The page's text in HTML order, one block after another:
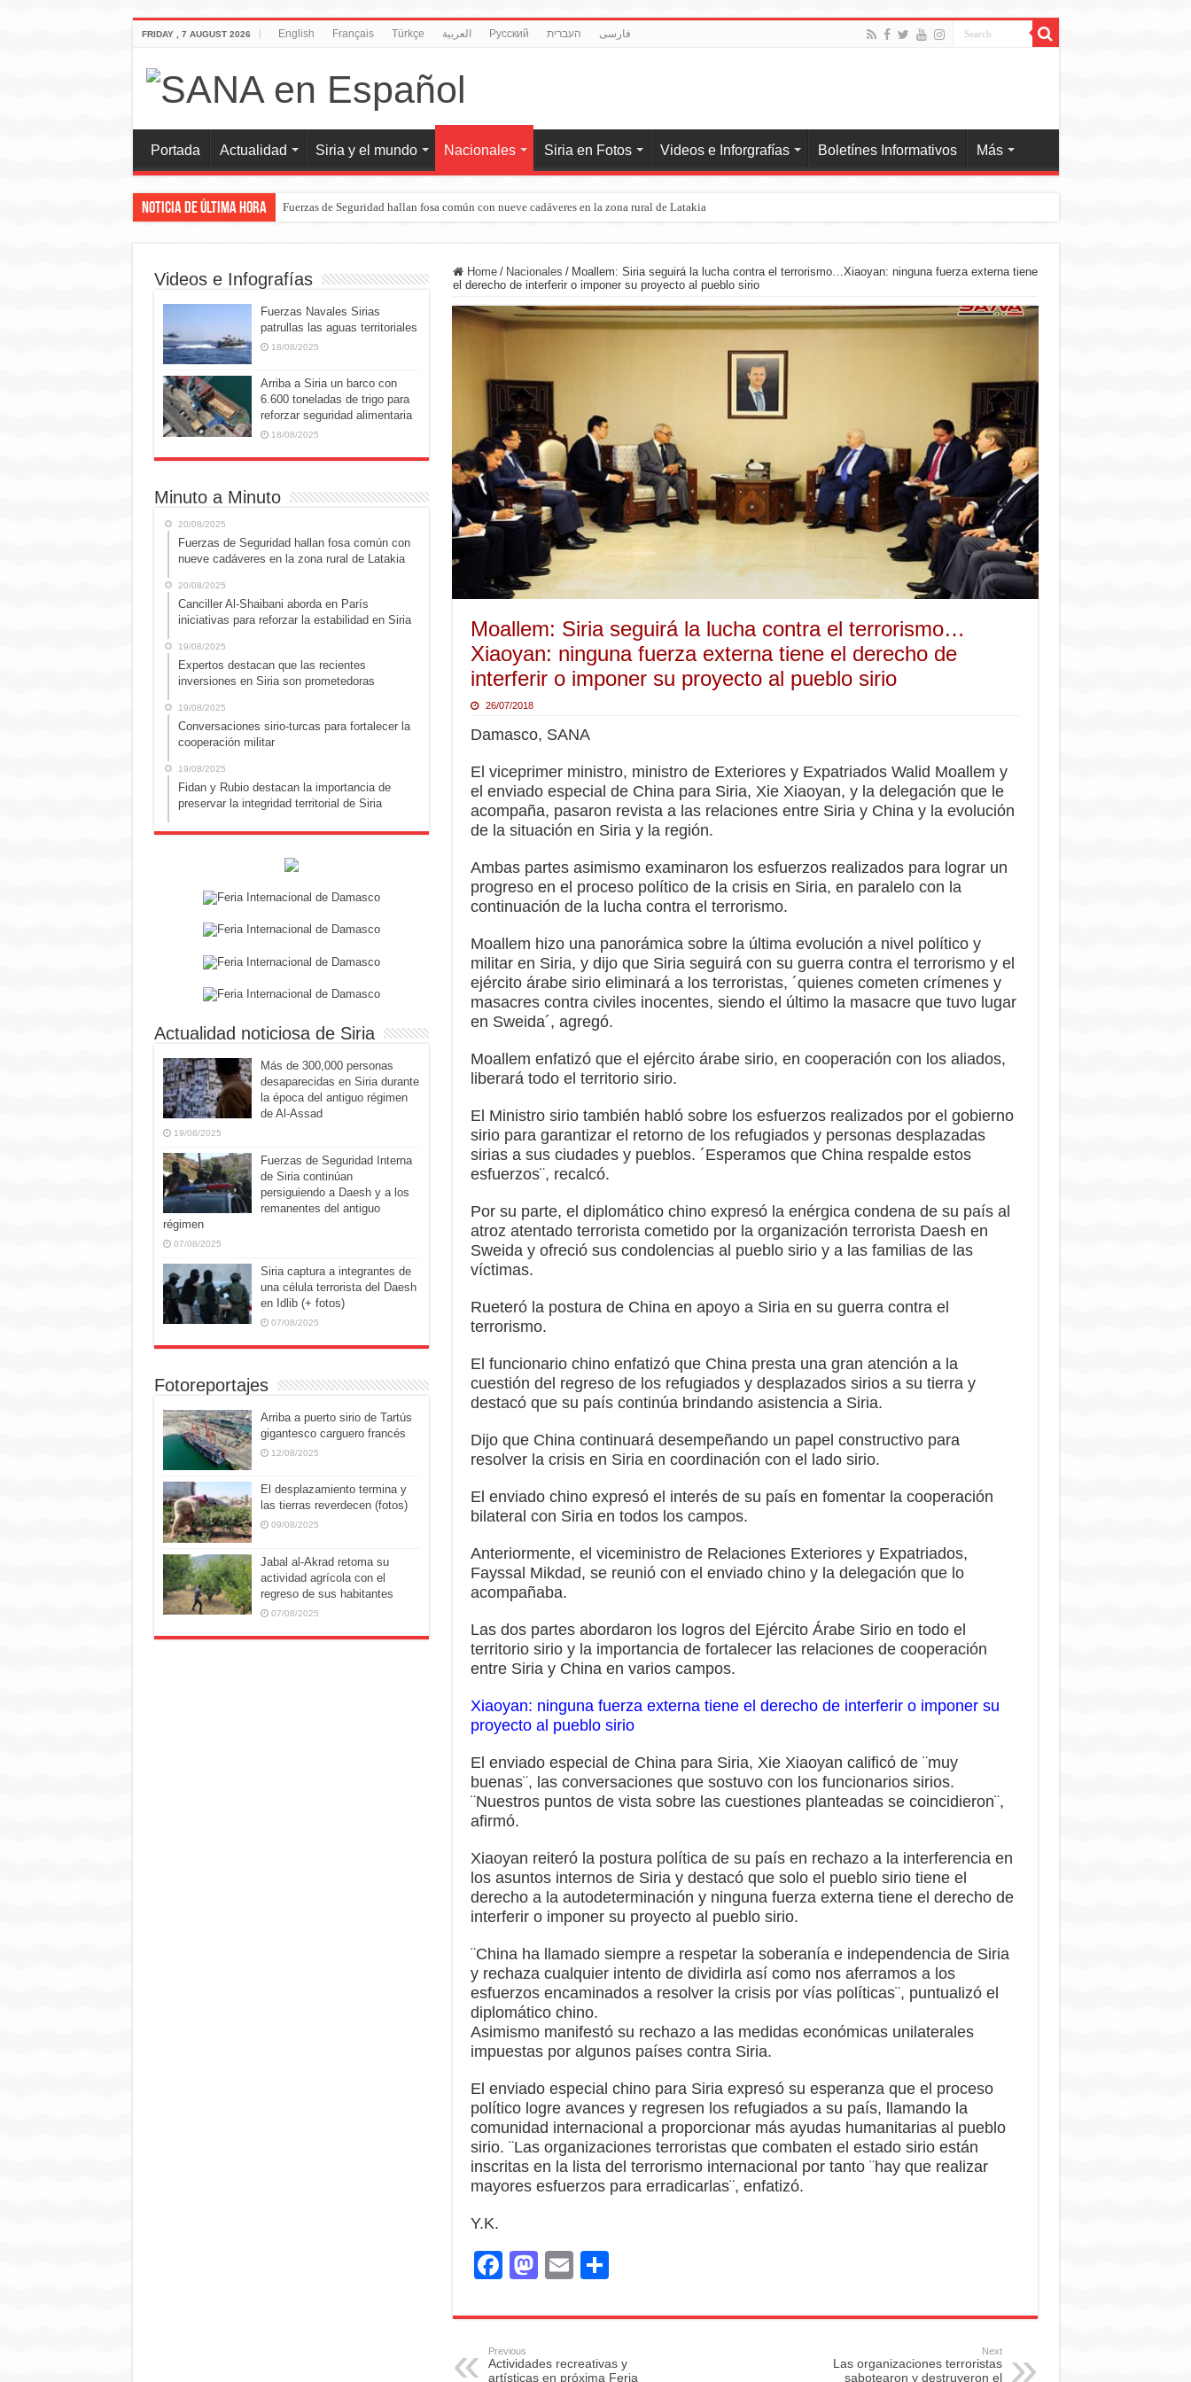
FRIDAY , 7 AUGUST 2026 English Français Türkçe العربية Pусский העברית فارسی
Portada Actualidad Siria y el mundo Nacionales Siria en Fotos Videos e Inforgrafías Boletínes Informativos Más
Noticia de última hora Fuerzas de Seguridad hallan fosa común con nueve cadáveres en la zona rural de Latakia
Home / Nacionales / Moallem: Siria seguirá la lucha contra el terrorismo…Xiaoyan: ninguna fuerza externa tiene
el derecho de interferir o imponer su proyecto al pueblo sirio
Moallem: Siria seguirá la lucha contra el terrorismo…
Xiaoyan: ninguna fuerza externa tiene el derecho de
interferir o imponer su proyecto al pueblo sirio
26/07/2018
Damasco, SANA
El viceprimer ministro, ministro de Exteriores y Expatriados Walid Moallem y
el enviado especial de China para Siria, Xie Xiaoyan, y la delegación que le
acompaña, pasaron revista a las relaciones entre Siria y China y la evolución
de la situación en Siria y la región.
Ambas partes asimismo examinaron los esfuerzos realizados para lograr un
progreso en el proceso político de la crisis en Siria, en paralelo con la
continuación de la lucha contra el terrorismo.
Moallem hizo una panorámica sobre la última evolución a nivel político y
militar en Siria, y dijo que Siria seguirá con su guerra contra el terrorismo y el
ejército árabe sirio eliminará a los terroristas, ´quienes cometen crímenes y
masacres contra civiles inocentes, siendo el último la masacre que tuvo lugar
en Sweida´, agregó.
Moallem enfatizó que el ejército árabe sirio, en cooperación con los aliados,
liberará todo el territorio sirio.
El Ministro sirio también habló sobre los esfuerzos realizados por el gobierno
sirio para garantizar el retorno de los refugiados y personas desplazadas
sirias a sus ciudades y pueblos. ´Esperamos que China respalde estos
esfuerzos¨, recalcó.
Por su parte, el diplomático chino expresó la enérgica condena de su país al
atroz atentado terrorista cometido por la organización terrorista Daesh en
Sweida y ofreció sus condolencias al pueblo sirio y a las familias de las
víctimas.
Rueteró la postura de China en apoyo a Siria en su guerra contra el
terrorismo.
El funcionario chino enfatizó que China presta una gran atención a la
cuestión del regreso de los refugiados y desplazados sirios a su tierra y
destacó que su país continúa brindando asistencia a Siria.
Dijo que China continuará desempeñando un papel constructivo para
resolver la crisis en Siria en coordinación con el lado sirio.
El enviado chino expresó el interés de su país en fomentar la cooperación
bilateral con Siria en todos los campos.
Anteriormente, el viceministro de Relaciones Exteriores y Expatriados,
Fayssal Mikdad, se reunió con el enviado chino y la delegación que lo
acompañaba.
Las dos partes abordaron los logros del Ejército Árabe Sirio en todo el
territorio sirio y la importancia de fortalecer las relaciones de cooperación
entre Siria y China en varios campos.
Xiaoyan: ninguna fuerza externa tiene el derecho de interferir o imponer su
proyecto al pueblo sirio
El enviado especial de China para Siria, Xie Xiaoyan calificó de ¨muy
buenas¨, las conversaciones que sostuvo con los funcionarios sirios.
¨Nuestros puntos de vista sobre las cuestiones planteadas se coincidieron¨,
afirmó.
Xiaoyan reiteró la postura política de su país en rechazo a la interferencia en
los asuntos internos de Siria y destacó que solo el pueblo sirio tiene el
derecho a la autodeterminación y ninguna fuerza externa tiene el derecho de
interferir o imponer su proyecto al pueblo sirio.
¨China ha llamado siempre a respetar la soberanía e independencia de Siria
y rechaza cualquier intento de dividirla así como nos aferramos a los
esfuerzos encaminados a resolver la crisis por vías políticas¨, puntualizó el
diplomático chino.
Asimismo manifestó su rechazo a las medidas económicas unilaterales
impuestas por algunos países contra Siria.
El enviado especial chino para Siria expresó su esperanza que el proceso
político logre avances y regresen los refugiados a su país, llamando la
comunidad internacional a proporcionar más ayudas humanitarias al pueblo
sirio. ¨Las organizaciones terroristas que combaten el estado sirio están
inscritas en la lista del terrorismo internacional por tanto ¨hay que realizar
mayores esfuerzos para erradicarlas¨, enfatizó.
Y.K.
F
c
e
M
st
o
E
ail ar
Previous
Actividades recreativas y
artísticas en próxima Feria
Next
Las organizaciones terroristas
sabotearon y destruyeron el
Videos e Infografías
Fuerzas Navales Sirias
patrullas las aguas territoriales
18/08/2025
Arriba a Siria un barco con
6.600 toneladas de trigo para
reforzar seguridad alimentaria
18/08/2025
Minuto a Minuto
20/08/2025
Fuerzas de Seguridad hallan fosa común con
nueve cadáveres en la zona rural de Latakia
20/08/2025
Canciller Al-Shaibani aborda en París
iniciativas para reforzar la estabilidad en Siria
19/08/2025
Expertos destacan que las recientes
inversiones en Siria son prometedoras
19/08/2025
Conversaciones sirio-turcas para fortalecer la
cooperación militar
19/08/2025
Fidan y Rubio destacan la importancia de
preservar la integridad territorial de Siria
Actualidad noticiosa de Siria
Más de 300,000 personas
desaparecidas en Siria durante
la época del antiguo régimen
de Al-Assad
19/08/2025
Fuerzas de Seguridad Interna
de Siria continúan
persiguiendo a Daesh y a los
remanentes del antiguo
régimen
07/08/2025
Siria captura a integrantes de
una célula terrorista del Daesh
en Idlib (+ fotos)
07/08/2025
Fotoreportajes
Arriba a puerto sirio de Tartús
gigantesco carguero francés
12/08/2025
El desplazamiento termina y
las tierras reverdecen (fotos)
09/08/2025
Jabal al-Akrad retoma su
actividad agrícola con el
regreso de sus habitantes
07/08/2025